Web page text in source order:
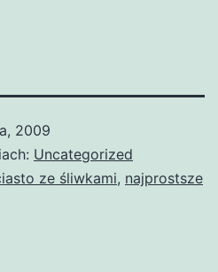
2009
Uncategorized
ze śliwkami, najprostsze